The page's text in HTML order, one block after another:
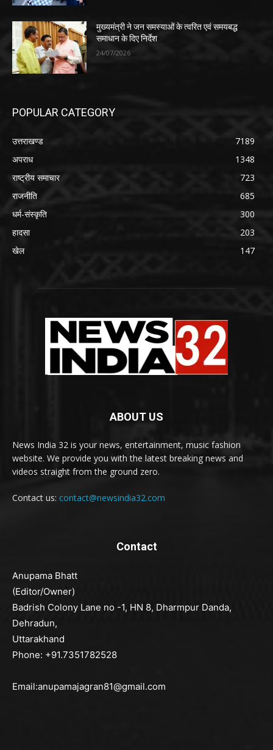
मुख्यमंत्री ने जन समस्याओं के त्वरित एवं समयबद्ध
समाधान के दिए निर्देश
24/07/2026
POPULAR CATEGORY
उत्तराखण्ड
7189
अपराध
1348
राष्ट्रीय समाचार
723
राजनीति
685
धर्म-संस्कृति
300
हादसा
203
खेल
147
ABOUT US
News India 32 is your news, entertainment, music fashion
website. We provide you with the latest breaking news and
videos straight from the ground zero.
Contact us: contact@newsindia32.com
Contact
Anupama Bhatt
(Editor/Owner)
Badrish Colony Lane no -1, HN 8, Dharmpur Danda,
Dehradun,
Uttarakhand
Phone: +91.7351782528
Email:anupamajagran81@gmail.com